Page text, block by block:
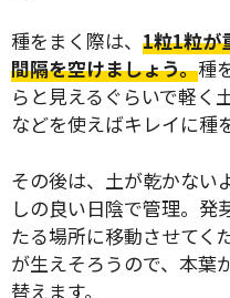
種をまく際は、 1粒1粒が
間隔を空けましょう。種
らと見えるぐらいで軽く
などを使えばキレイに種
その後は、土が乾かない
しの良い日陰で管理。発
たる場所に移動させてく
が生えそろうので、本葉
替えます。